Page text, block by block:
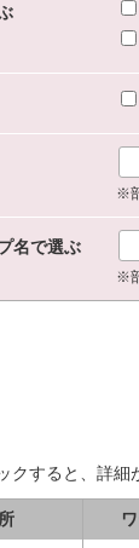
※
名で選ぶ
※
クすると、詳細